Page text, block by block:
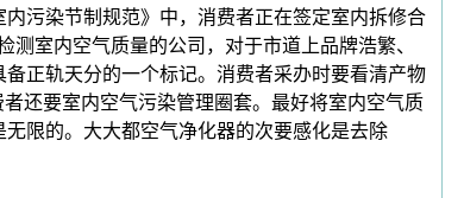
污染节制规范》中，消费者正在签定室内拆修合
室内空气质量的公司，对于市道上品牌浩繁、
正轨天分的一个标记。消费者采办时要看清产物
还要室内空气污染管理圈套。最好将室内空气质
限的。大大都空气净化器的次要感化是去除